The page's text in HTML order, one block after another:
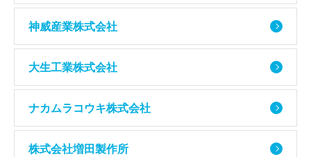
神威産業株式会社
大生工業株式会社
ナカムラコウキ株式会社
株式会社増田製作所